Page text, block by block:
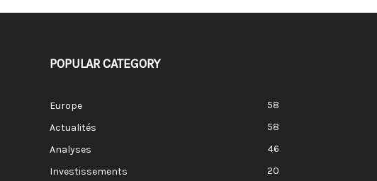
POPULAR CATEGORY
Europe
58
Actualités
58
Analyses
46
Investissements
20